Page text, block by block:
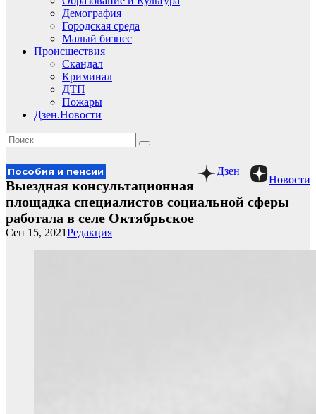
Демография
Городская среда
Малый бизнес
Происшествия
Скандал
Криминал
ДТП
Пожары
Дзен.Новости
Новости
Дзен
Пособия и пенсии
Выездная консультационная
площадка специалистов социальной сферы
работала в селе Октябрьское
Редакция
Сен 15, 2021